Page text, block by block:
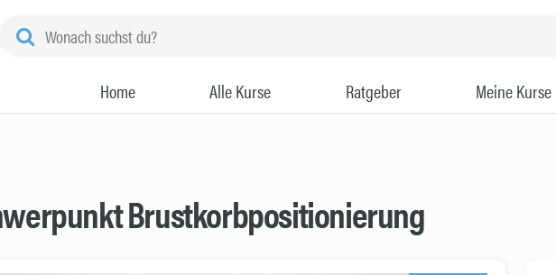
Home Alle Kurse Ratgeber Meine Kurse
Brustkorbpositionierung